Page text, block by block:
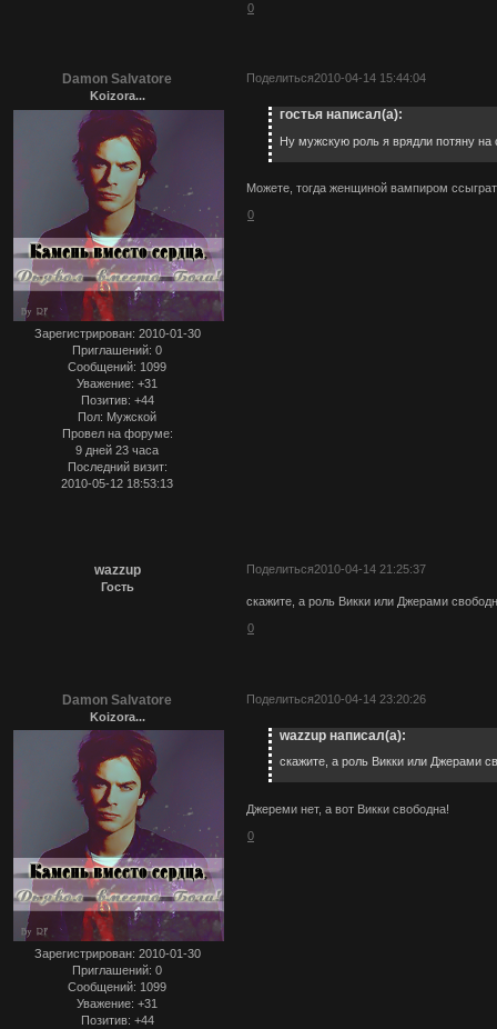
0
Поделиться2010-04-14 15:44:04
Damon Salvatore
Koizora...
Зарегистрирован: 2010-01-30
Приглашений: 0
Сообщений: 1099
Уважение: +31
Позитив: +44
Пол: Мужской
Провел на форуме:
9 дней 23 часа
Последний визит:
2010-05-12 18:53:13
гостья написал(а):
Ну мужскую роль я врядли потяну на
Можете, тогда женщиной вампиром
0
Поделиться2010-04-14 21:25:37
wazzup
Гость
скажите, а роль Викки или Джерами
0
Поделиться2010-04-14 23:20:26
Damon Salvatore
Koizora...
Зарегистрирован: 2010-01-30
Приглашений: 0
Сообщений: 1099
Уважение: +31
Позитив: +44
wazzup написал(а):
скажите, а роль Викки или Джерами
Джереми нет, а вот Викки свободна!
0